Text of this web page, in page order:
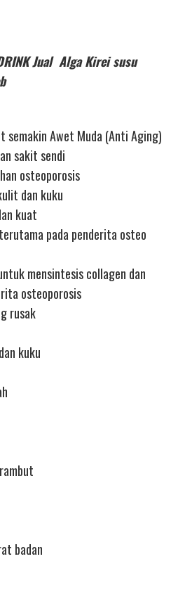
Jual Alga Kirei susu
semakin Awet Muda (Anti Aging)
sakit sendi
osteoporosis
dan kuku
kuat
pada penderita osteo
mensintesis collagen dan
osteoporosis
rusak
kuku
badan